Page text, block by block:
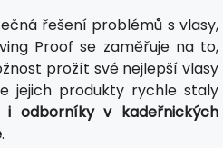
řešení problémů s vlasy,
Proof se zaměřuje na to,
prožít své nejlepší vlasy
jejich produkty rychle staly
i odborníky v kadeřnických
.